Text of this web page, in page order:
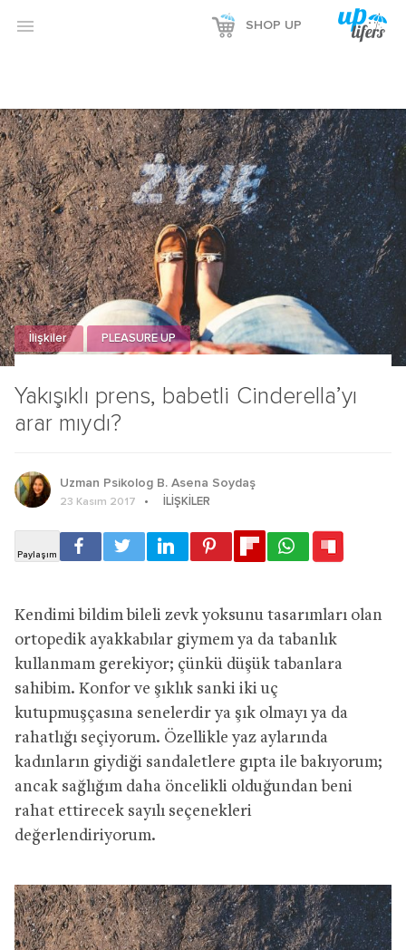
 SHOP UP
Yakışıklı prens, babetli Cinderella’yı
arar mıydı?
İlişkiler PLEASURE UP
Uzman Psikolog B. Asena Soydaş
23 Kasım 2017 İLIŞKILER
Kendimi bildim bileli zevk yoksunu tasarımları olan
ortopedik ayakkabılar giymem ya da tabanlık
kullanmam gerekiyor; çünkü düşük tabanlara
sahibim. Konfor ve şıklık sanki iki uç
kutupmuşçasına senelerdir ya şık olmayı ya da
rahatlığı seçiyorum. Özellikle yaz aylarında
kadınların giydiği sandaletlere gıpta ile bakıyorum;
ancak sağlığım daha öncelikli olduğundan beni
rahat ettirecek sayılı seçenekleri
değerlendiriyorum.